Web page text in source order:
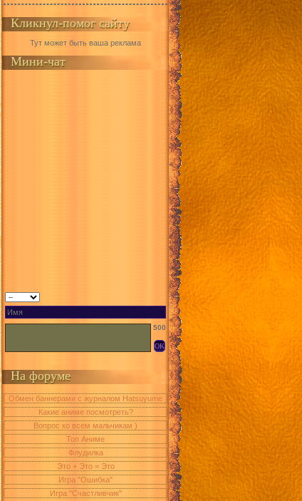
Кликнул-помог сайту
Тут может быть ваша реклама
Мини-чат
500
На форуме
Обмен баннерами с журналом Hatsuyume
Какие аниме посмотреть?
Вопрос ко всем мальчикам )
Топ Аниме
Флудилка
Это + Это = Это
Игра "Ошибка"
Игра "Счастливчик"